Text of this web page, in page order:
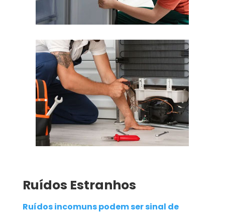
Ruídos Estranhos
Ruídos incomuns podem ser sinal de